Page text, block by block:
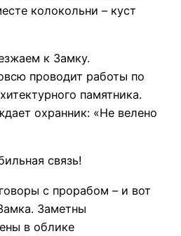
колокольни – куст
к Замку.
проводит работы по
памятника.
охранник: «Не велено
связь!
с прорабом – и вот
Заметны
в облике